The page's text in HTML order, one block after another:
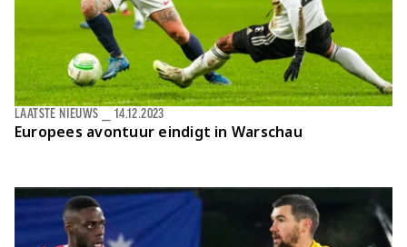
Europees avontuur eindigt in Warschau
LAATSTE NIEUWS 14.12.2023